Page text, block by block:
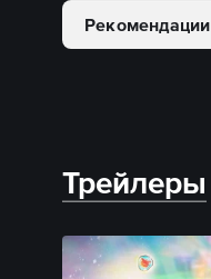
Рекомендации
Трейлеры